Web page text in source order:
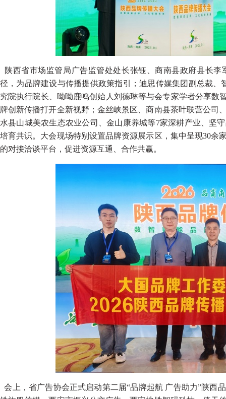
陕西省市场监管局广告监管处处长张钰、商南县政府县长
径，为品牌建设与传播提供政策指引；迪思传媒集团副总裁
究院执行院长、呦呦鹿鸣创始人刘德琳等与会专家学者分享数
牌创新传播打开全新视野；金丝峡景区、商南县茶叶联营公司
水县山城美农生态农业公司、金山康养城等7家深耕产业、坚
培育共识。大会现场特别设置品牌资源展示区，集中呈现30余
的对接洽谈平台，促进资源互通、合作共赢。
会上，省广告协会正式启动第二届“品牌起航 广告助力”陕西